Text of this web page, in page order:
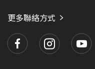
換等值商品，或至
日禮、線上換好
車結帳顯示畫面為
本專案贈送之優
款及電信優惠補
專案合約未到期
更多聯絡方式